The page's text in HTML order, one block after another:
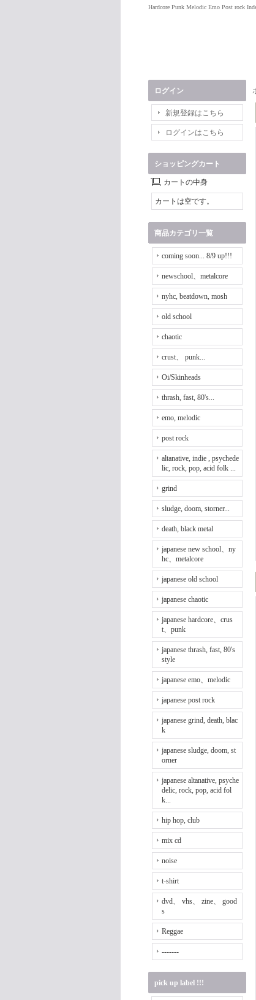
Hardcore Punk Melodic Emo Post rock
ログイン
新規登録はこちら
ログインはこちら
ショッピングカート
カートの中身
カートは空です。
商品カテゴリ一覧
coming soon... 8/9 up!!!
newschool、metalcore
nyhc, beatdown, mosh
old school
chaotic
crust、 punk...
Oi/Skinheads
thrash, fast, 80's...
emo, melodic
post rock
altanative, indie , psychede
lic, rock, pop, acid folk ...
grind
sludge, doom, storner...
death, black metal
japanese new school、ny
hc、metalcore
japanese old school
japanese chaotic
japanese hardcore、crus
t、punk
japanese thrash, fast, 80's
style
japanese emo、melodic
japanese post rock
japanese grind, death, blac
k
japanese sludge, doom, st
orner
japanese altanative, psyche
delic, rock, pop, acid fol
k...
hip hop, club
mix cd
noise
t-shirt
dvd、 vhs、 zine、 good
s
Reggae
-------
pick up label !!!